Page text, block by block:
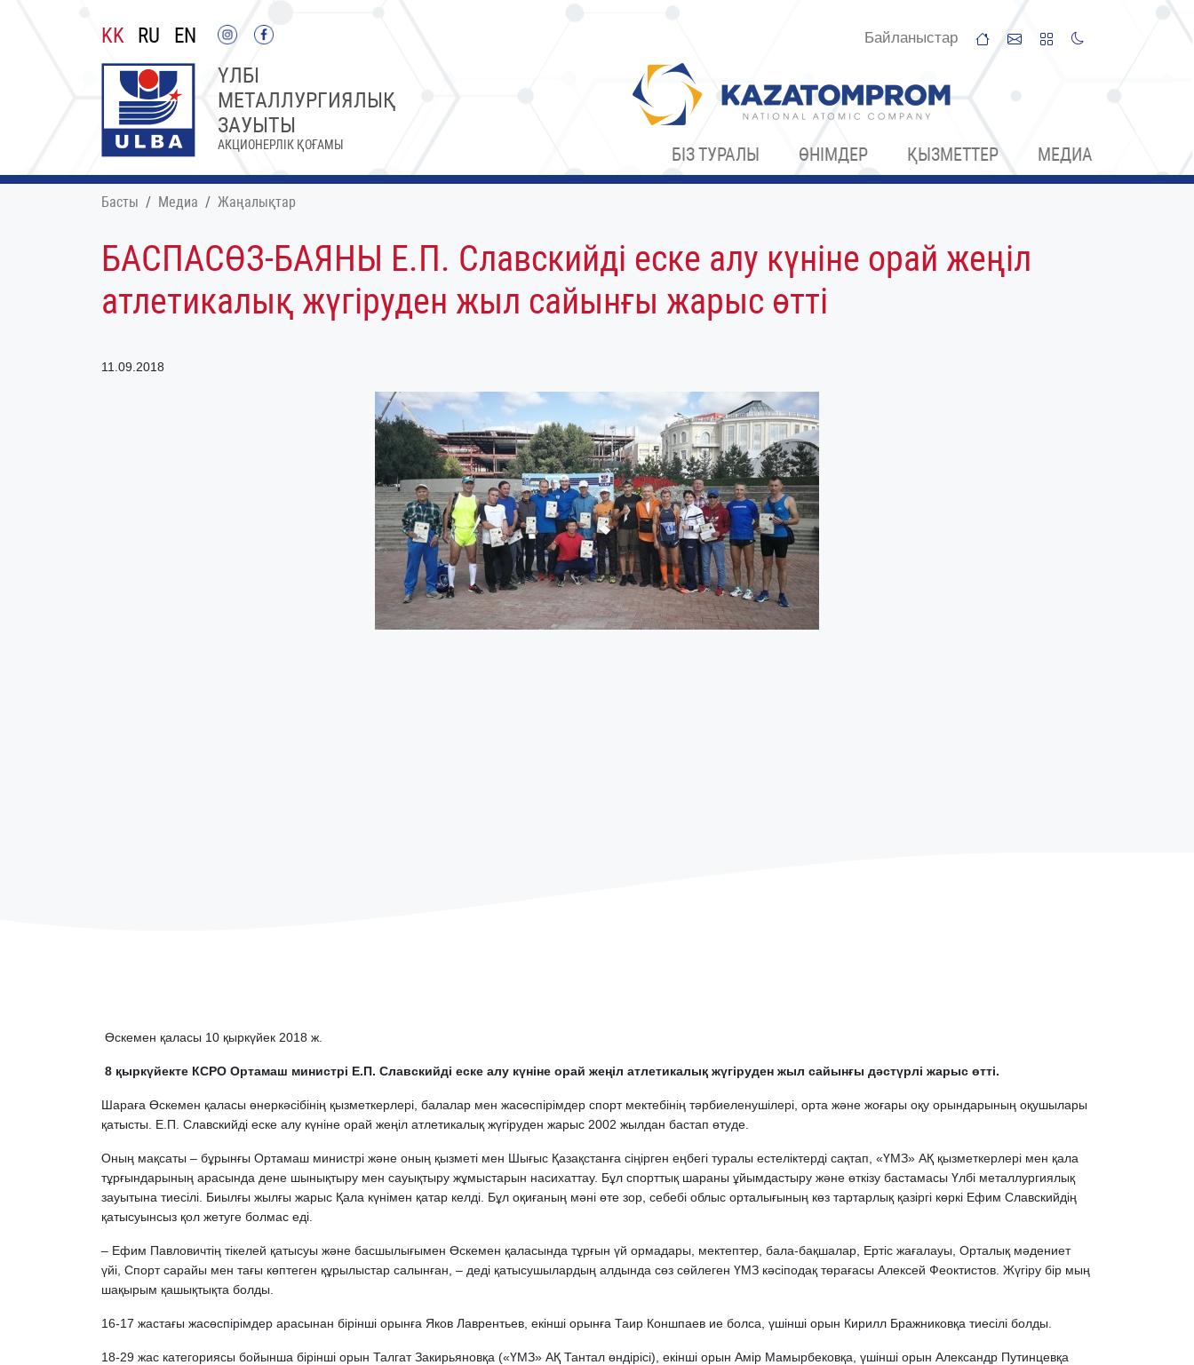
KK RU EN Байланыстар
ҮЛБІ
МЕТАЛЛУРГИЯЛЫҚ
ЗАУЫТЫ
АКЦИОНЕРЛІК ҚОҒАМЫ БІЗ ТУРАЛЫ ӨНІМДЕР ҚЫЗМЕТТЕР МЕДИА
Басты Медиа Жаңалықтар
БАСПАСӨЗ-БАЯНЫ Е.П. Славскийді еске алу күніне орай жеңіл
атлетикалық жүгіруден жыл сайынғы жарыс өтті
11.09.2018
Өскемен қаласы 10 қыркүйек 2018 ж.
8 қыркүйекте КСРО Ортамаш министрі Е.П. Славскийді еске алу күніне орай жеңіл атлетикалық жүгіруден жыл сайынғы дәстүрлі жарыс өтті.
Шараға Өскемен қаласы өнеркәсібінің қызметкерлері, балалар мен жасөспірімдер спорт мектебінің тәрбиеленушілері, орта және жоғары оқу орындарының оқушылары
қатысты. Е.П. Славскийді еске алу күніне орай жеңіл атлетикалық жүгіруден жарыс 2002 жылдан бастап өтуде.
Оның мақсаты – бұрынғы Ортамаш министрі және оның қызметі мен Шығыс Қазақстанға сіңірген еңбегі туралы естеліктерді сақтап, «ҮМЗ» АҚ қызметкерлері мен қала
тұрғындарының арасында дене шынықтыру мен сауықтыру жұмыстарын насихаттау. Бұл спорттық шараны ұйымдастыру және өткізу бастамасы Үлбі металлургиялық
зауытына тиесілі. Биылғы жылғы жарыс Қала күнімен қатар келді. Бұл оқиғаның мәні өте зор, себебі облыс орталығының көз тартарлық қазіргі көркі Ефим Славскийдің
қатысуынсыз қол жетуге болмас еді.
– Ефим Павловичтің тікелей қатысуы және басшылығымен Өскемен қаласында тұрғын үй ормадары, мектептер, бала-бақшалар, Ертіс жағалауы, Орталық мәдениет
үйі, Спорт сарайы мен тағы көптеген құрылыстар салынған, – деді қатысушылардың алдында сөз сөйлеген ҮМЗ кәсіподақ төрағасы Алексей Феоктистов. Жүгіру бір мың
шақырым қашықтықта болды.
16-17 жастағы жасөспірімдер арасынан бірінші орынға Яков Лаврентьев, екінші орынға Таир Коншпаев ие болса, үшінші орын Кирилл Бражниковқа тиесілі болды.
18-29 жас категориясы бойынша бірінші орын Талгат Закирьяновқа («ҮМЗ» АҚ Тантал өндірісі), екінші орын Амір Мамырбековқа, үшінші орын Александр Путинцевқа